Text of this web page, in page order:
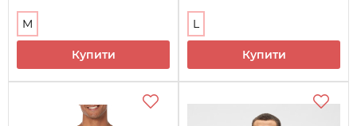
M
Купити
L
Купити